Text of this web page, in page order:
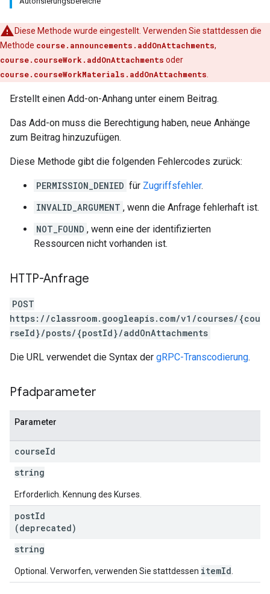
Diese Methode wurde eingestellt. Verwenden Sie stattdessen die
Methode course.announcements.addOnAttachments,
course.courseWork.addOnAttachments oder
course.courseWorkMaterials.addOnAttachments
Erstellt einen Add-on-Anhang unter einem Beitrag.
Das Add-on muss die Berechtigung haben, neue Anhänge
zum Beitrag hinzuzufügen.
Diese Methode gibt die folgenden Fehlercodes zurück:
PERMISSION_DENIED für Zugriffsfehler.
INVALID_ARGUMENT , wenn die Anfrage fehlerhaft ist.
NOT_FOUND , wenn eine der identifizierten
Ressourcen nicht vorhanden ist.
HTTP-Anfrage
POST
https://classroom.googleapis.com/v1/courses/{cou
rseId}/posts/{postId}/addOnAttachments
Die URL verwendet die Syntax der gRPC-Transcodierung.
Pfadparameter
Parameter
courseId
string
Erforderlich. Kennung des Kurses.
postId
(deprecated)
string
Optional. Verworfen, verwenden Sie stattdessen itemId